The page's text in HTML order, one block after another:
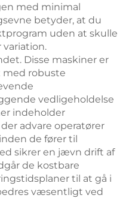
med minimal
betyder, at du
uden at skulle
variation.
Disse maskiner er
robuste
vedligeholdelse
indeholder
advare operatører
de fører til
sikrer en jævn drift af
de kostbare
til at gå i
væsentligt ved